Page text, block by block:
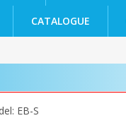
CATALOGUE
EB-S